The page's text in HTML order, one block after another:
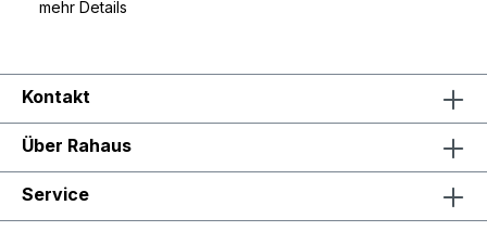
mehr Details
Kontakt
Über Rahaus
Service